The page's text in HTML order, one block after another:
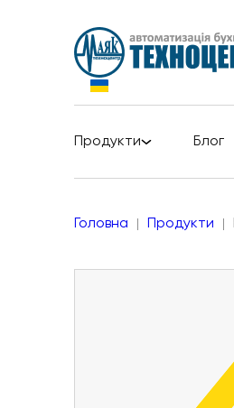
Продукти Блог
Головна Продукти